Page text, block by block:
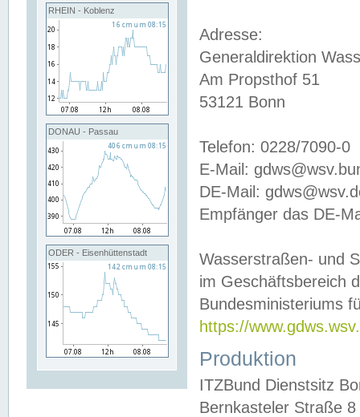
RHEIN - Koblenz
DONAU - Passau
ODER - Eisenhüttenstadt
Adresse:
Generaldirektion
Am Propsthof 51
53121 Bonn
Telefon: 0228/7090-0
E-Mail:
DE-Mail:
Empfänger das DE-
Wasserstraßen- und
im Geschäftsbereich
Bundesministeriums
https://
Produktion
ITZBund Dienstsitz
Bernkasteler Straße 8